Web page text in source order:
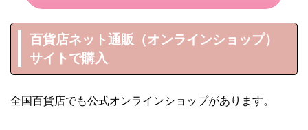
百貨店ネット通販（オンラインショップ）
サイトで購入
全国百貨店でも公式オンラインショップがあります。